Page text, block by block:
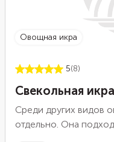
овощная икра
5(8)
Свекольная икра
Среди других видов
отдельно. Она